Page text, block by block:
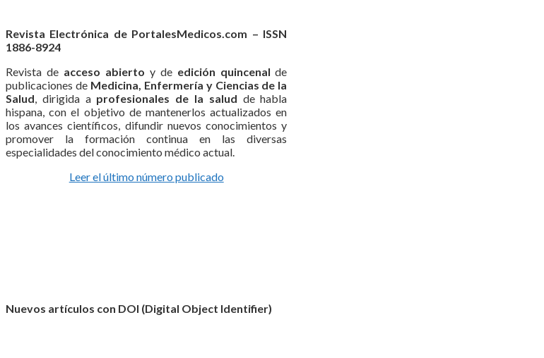
Revista Electrónica de PortalesMedicos.com – ISSN
1886-8924
Revista de acceso abierto y de edición quincenal de
publicaciones de Medicina, Enfermería y Ciencias de la
Salud, dirigida a profesionales de la salud de habla
hispana, con el objetivo de mantenerlos actualizados en
los avances científicos, difundir nuevos conocimientos y
promover la formación continua en las diversas
especialidades del conocimiento médico actual.
Leer el último número publicado
Nuevos artículos con DOI (Digital Object Identifier)